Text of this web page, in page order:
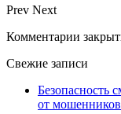
Prev Next
Комментарии
Свежие записи
Безопасность
от